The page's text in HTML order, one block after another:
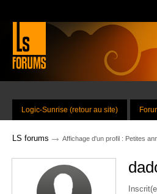
Logic-Sunrise (retour au site)
LS forums → Affichage d'un profil : Petites